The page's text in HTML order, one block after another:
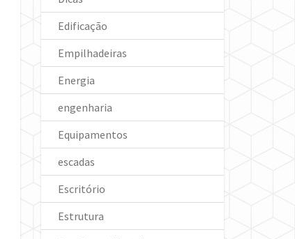
Edificação
Empilhadeiras
Energia
engenharia
Equipamentos
escadas
Escritório
Estrutura